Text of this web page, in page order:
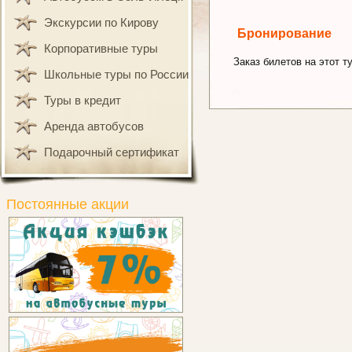
Бронирование
Заказ билетов на этот
Экскурсии по Кирову
Корпоративные туры
Школьные туры по России
Туры в кредит
Аренда автобусов
Подарочный сертификат
Постоянные акции